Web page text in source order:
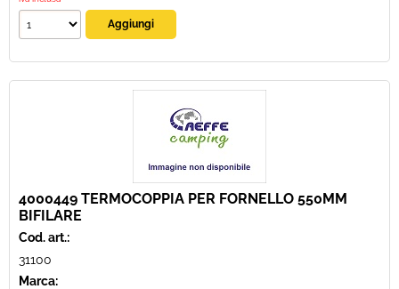
4000449 TERMOCOPPIA PER FORNELLO 550MM
BIFILARE
Cod. art.:
31100
Marca: